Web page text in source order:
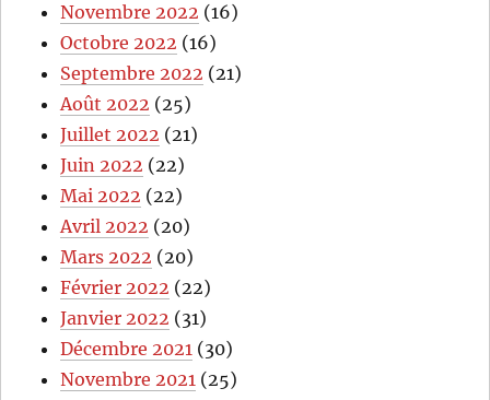
Novembre 2022 (16)
Octobre 2022 (16)
Septembre 2022 (21)
Août 2022 (25)
Juillet 2022 (21)
Juin 2022 (22)
Mai 2022 (22)
Avril 2022 (20)
Mars 2022 (20)
Février 2022 (22)
Janvier 2022 (31)
Décembre 2021 (30)
Novembre 2021 (25)